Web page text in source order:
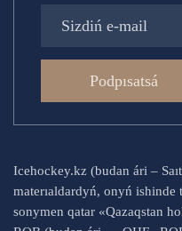
Podpısatsá
Icehockey.kz (budan ári –
materıaldardyń, onyń
sonymen qatar «Qazaqstan